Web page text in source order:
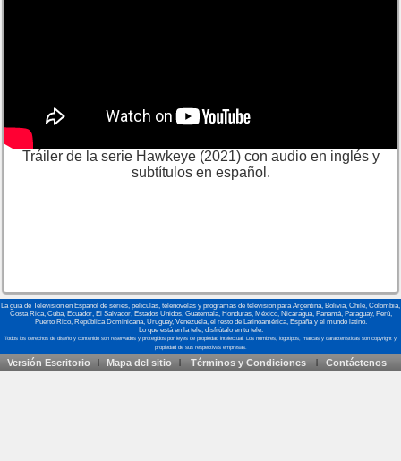
Tráiler de la serie Hawkeye (2021) con audio en inglés y
subtítulos en español.
La guía de Televisión en Español de series, películas, telenovelas y programas de televisión para Argentina, Bolivia, Chile, Colombia,
Costa Rica, Cuba, Ecuador, El Salvador, Estados Unidos, Guatemala, Honduras, México, Nicaragua, Panamá, Paraguay, Perú,
Puerto Rico, República Dominicana, Uruguay, Venezuela, el resto de Latinoamérica, España y el mundo latino.
Lo que está en la tele, disfrútalo en tu tele.
Versión Escritorio Mapa del sitio Términos y Condiciones Contáctenos